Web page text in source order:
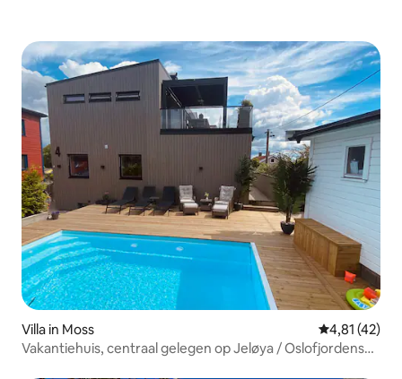
Villa in Moss Gemiddelde
4,81 (42)
Vakantiehuis, centraal gelegen op Jeløya / Oslofjordens